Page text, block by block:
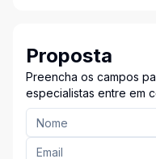
Proposta
Preencha os campos
especialistas entre em